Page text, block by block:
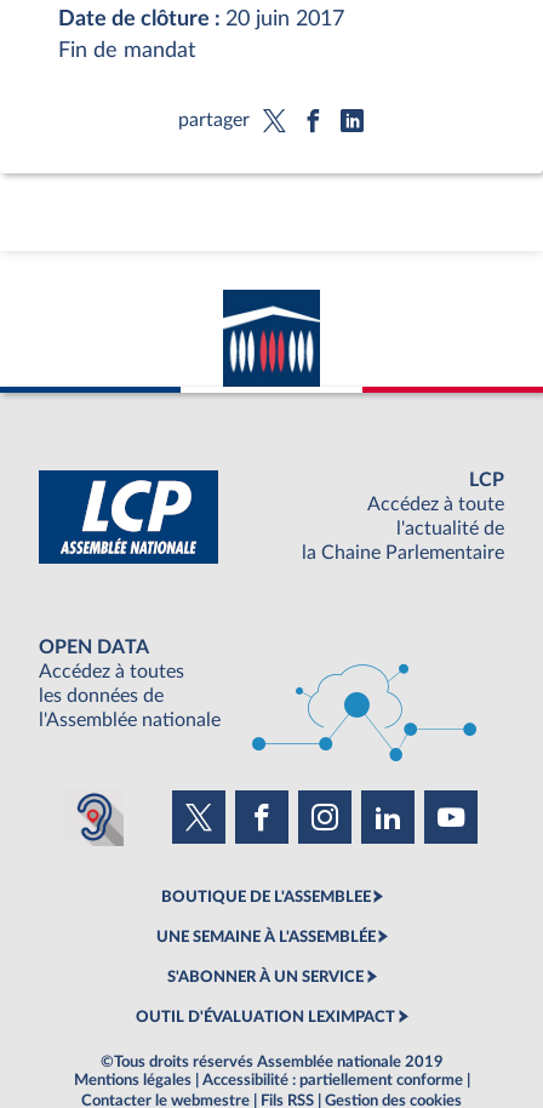
Date de clôture : 20 juin 2017
Fin de mandat
partager
LCP
Accédez à toute
l'actualité de
la Chaine Parlementaire
OPEN DATA
Accédez à toutes
les données de
l'Assemblée nationale
BOUTIQUE DE L'ASSEMBLEE
UNE SEMAINE À L'ASSEMBLÉE
S'ABONNER À UN SERVICE
OUTIL D'ÉVALUATION LEXIMPACT
©Tous droits réservés Assemblée nationale 2019
Mentions légales
Accessibilité : partiellement conforme
Contacter le webmestre
Fils RSS Gestion des cookies